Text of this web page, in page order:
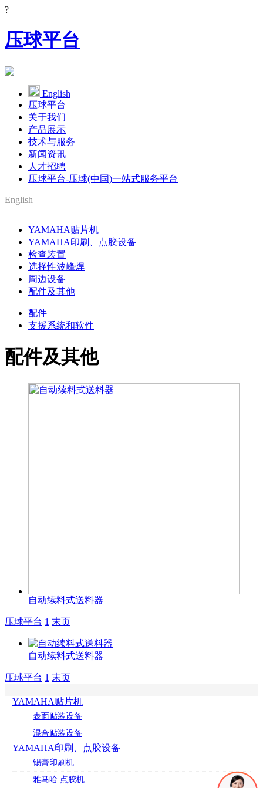
?
压球平台
English
压球平台
关于我们
产品展示
技术与服务
新闻资讯
人才招聘
压球平台-压球(中国)一站式服务平台
English
YAMAHA代理
YAMAHA贴片机
YAMAHA印刷、点胶设备
检查装置
选择性波峰焊
周边设备
配件及其他
配件
支援系统和软件
配件及其他
自动续料式送料器
压球平台 1 末页
自动续料式送料器
压球平台 1 末页
YAMAHA贴片机
表面贴装设备
混合贴装设备
YAMAHA印刷、点胶设备
锡膏印刷机
雅马哈 点胶机